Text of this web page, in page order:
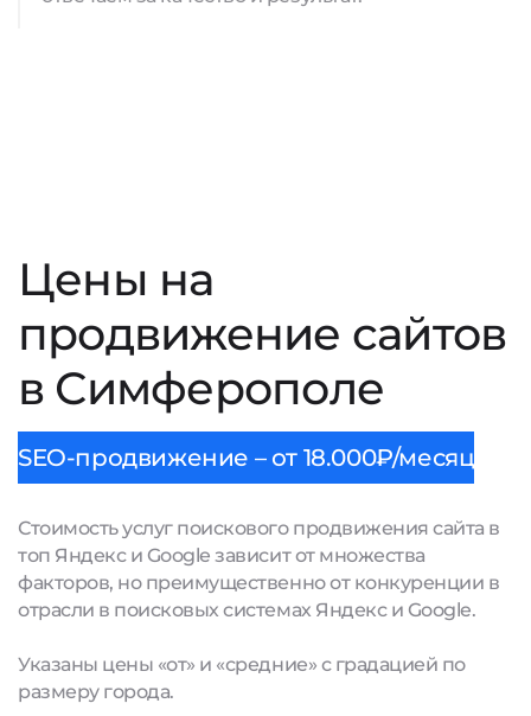
Цены на
продвижение сайтов
в Симферополе
SEO-продвижение – от 18.000₽/месяц
Стоимость услуг поискового продвижения сайта в
топ Яндекс и Google зависит от множества
факторов, но преимущественно от конкуренции в
отрасли в поисковых системах Яндекс и Google.
Указаны цены «от» и «средние» с градацией по
размеру города.